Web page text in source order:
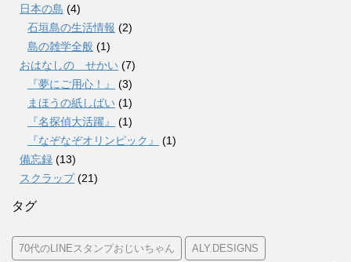
日本の島 (4)
石垣島の生活情報 (2)
島の雑学全般 (1)
おはなしの せかい (7)
『夢にご用心！』
(3)
まほうの紙しばい (1)
『名探偵大活躍』
(1)
『なぞなぞオリンピック』
(1)
備忘録 (13)
スクラップ(21)
タグ
70代のLINEスタンプおじいちゃん ALY.DESIGNS